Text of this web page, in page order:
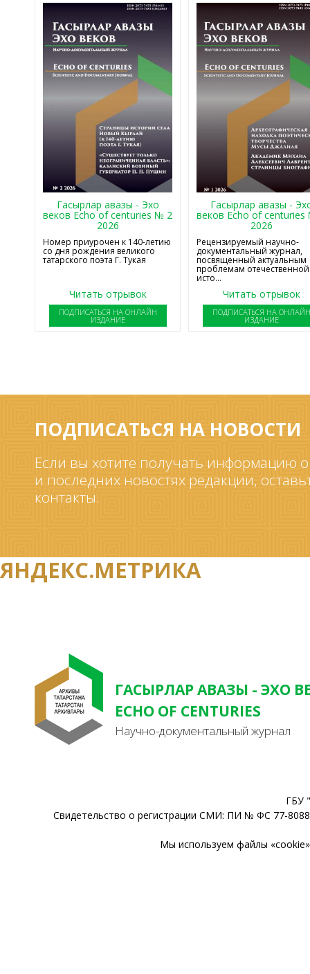
Гасырлар авазы - Эхо
веков Echo of centuries № 2
2026
Номер приурочен к 140-летию
со дня рождения великого
татарского поэта Г. Тукая
Читать отрывок
ПОДПИСАТЬСЯ НА ОНЛАЙН
ИЗДАНИЕ
Гасырлар авазы -
веков Echo of
2026
Рецензируемый научно-
документальный журнал,
посвященный актуальным
проблемам отечественной
исто...
Читать отрывок
ПОДПИСАТЬСЯ НА
ИЗДАНИЕ
ПОДПИСАТЬСЯ НА НОВОСТИ
Если вы хотите получать информацию
и последних новостях редакции,
контакты.
ЯНДЕКС.МЕТРИКА
ГАСЫРЛАР АВАЗЫ - ЭХО
ECHO OF CENTURIES
Научно-документальный журнал
ГБУ
Свидетельство о регистрации СМИ: ПИ № ФС 77-
Мы используем файлы «cookie»